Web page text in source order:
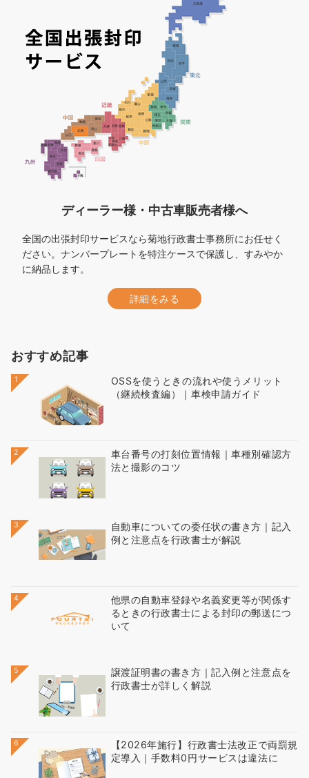
ディーラー様・中古車販売者様へ
全国の出張封印サービスなら菊地行政書士事務所にお任せく
ださい。ナンバープレートを特注ケースで保護し、すみやか
に納品します。
詳細をみる
おすすめ記事
1
OSSを使うときの流れや使うメリット
（継続検査編）｜車検申請ガイド
2
車台番号の打刻位置情報｜車種別確認方
法と撮影のコツ
3
自動車についての委任状の書き方｜記入
例と注意点を行政書士が解説
4
他県の自動車登録や名義変更等が関係す
るときの行政書士による封印の郵送につ
いて
5
譲渡証明書の書き方｜記入例と注意点を
行政書士が詳しく解説
6
【2026年施行】行政書士法改正で両罰規
定導入｜手数料0円サービスは違法に